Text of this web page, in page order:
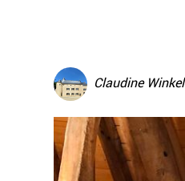
Claudine Winkel